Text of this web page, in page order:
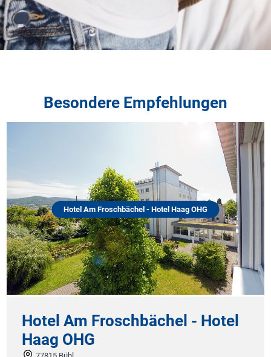
Besondere Empfehlungen
Hotel Am Froschbächel - Hotel Haag OHG
Hotel Am Froschbächel - Hotel
Haag OHG